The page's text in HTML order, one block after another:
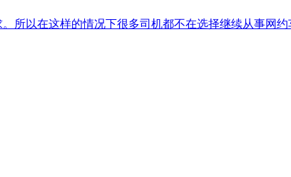
所以在这样的情况下很多司机都不在选择继续从事网